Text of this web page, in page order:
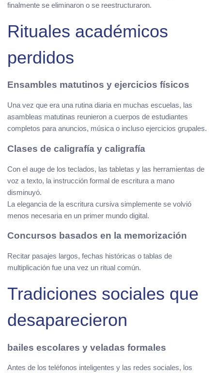
finalmente se eliminaron o se reestructuraron.
Rituales académicos
perdidos
Ensambles matutinos y ejercicios físicos
Una vez que era una rutina diaria en muchas escuelas, las
asambleas matutinas reunieron a cuerpos de estudiantes
completos para anuncios, música o incluso ejercicios grupales.
Clases de caligrafía y caligrafía
Con el auge de los teclados, las tabletas y las herramientas de
voz a texto, la instrucción formal de escritura a mano
disminuyó.
La elegancia de la escritura cursiva simplemente se volvió
menos necesaria en un primer mundo digital.
Concursos basados en la memorización
Recitar pasajes largos, fechas históricas o tablas de
multiplicación fue una vez un ritual común.
Tradiciones sociales que
desaparecieron
bailes escolares y veladas formales
Antes de los teléfonos inteligentes y las redes sociales, los